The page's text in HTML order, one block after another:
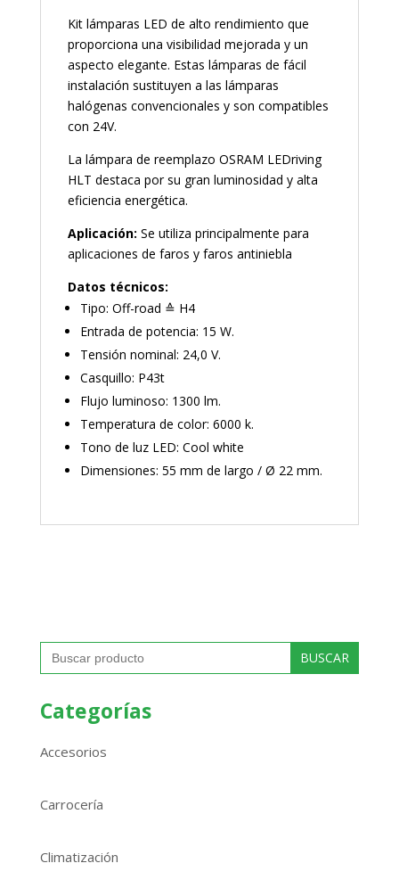
Kit lámparas LED de alto rendimiento que
proporciona una visibilidad mejorada y un
aspecto elegante. Estas lámparas de fácil
instalación sustituyen a las lámparas
halógenas convencionales y son compatibles
con 24V.
La lámpara de reemplazo OSRAM LEDriving
HLT destaca por su gran luminosidad y alta
eficiencia energética.
Aplicación: Se utiliza principalmente para
aplicaciones de faros y faros antiniebla
Datos técnicos:
Tipo: Off-road ≙ H4
Entrada de potencia: 15 W.
Tensión nominal: 24,0 V.
Casquillo: P43t
Flujo luminoso: 1300 lm.
Temperatura de color: 6000 k.
Tono de luz LED: Cool white
Dimensiones: 55 mm de largo / Ø 22 mm.
Buscar:
Categorías
Accesorios
Carrocería
Climatización